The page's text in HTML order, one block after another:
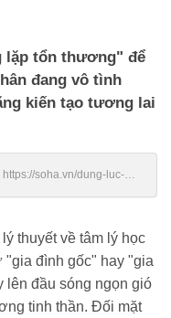
lặp tổn thương" để
đang vô tình
kiến tạo tương lai
https://soha.vn/dung-luc-
thuyết về tâm lý học
"gia đình gốc" hay "gia
lên đầu sóng ngọn gió
tinh thần. Đối mặt